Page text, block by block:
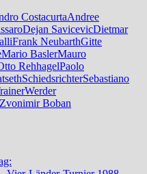
CostacurtaAndree
Dejan SavicevicDietmar
Frank NeubarthGitte
Mario BaslerMauro
RehhagelPaolo
SchiedsrichterSebastiano
Werder
Zvonimir Boban